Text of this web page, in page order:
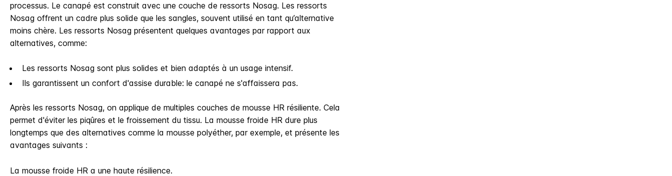
processus. Le canapé est construit avec une couche de ressorts Nosag. Les ressorts
Nosag offrent un cadre plus solide que les sangles, souvent utilisé en tant qu’alternative
moins chère. Les ressorts Nosag présentent quelques avantages par rapport aux
alternatives, comme:
Les ressorts Nosag sont plus solides et bien adaptés à un usage intensif.
Ils garantissent un confort d'assise durable: le canapé ne s'affaissera pas.
Après les ressorts Nosag, on applique de multiples couches de mousse HR résiliente. Cela
permet d'éviter les piqûres et le froissement du tissu. La mousse froide HR dure plus
longtemps que des alternatives comme la mousse polyéther, par exemple, et présente les
avantages suivants :
La mousse froide HR a une haute résilience​.